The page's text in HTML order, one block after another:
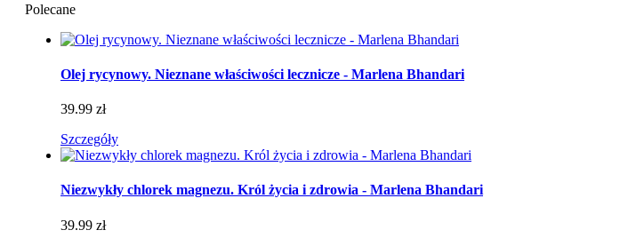
Polecane
Olej rycynowy. Nieznane właściwości lecznicze - Marlena Bhandari
39.99 zł
Szczegóły
Niezwykły chlorek magnezu. Król życia i zdrowia - Marlena Bhandari
39.99 zł